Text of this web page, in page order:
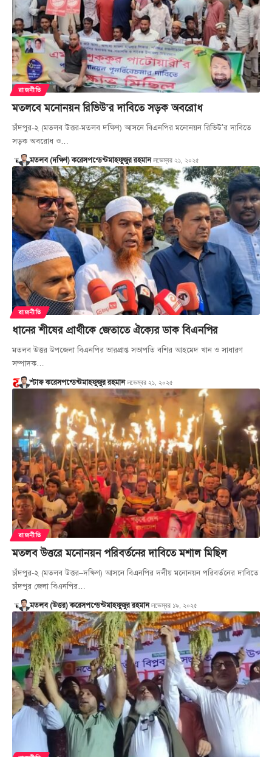
রাজনীতি
মতলবে মনোনয়ন রিভিউ’র দাবিতে সড়ক অবরোধ
চাঁদপুর-২ (মতলব উত্তর-মতলব দক্ষিণ) আসনে বিএনপির মনোনয়ন রিভিউ’র দাবিতে
সড়ক অবরোধ ও…
মতলব (দক্ষিণ) করেসপন্ডেন্টমাহফুজুর রহমান নভেম্বর ২১, ২০২৫
রাজনীতি
ধানের শীষের প্রার্থীকে জেতাতে ঐক্যের ডাক বিএনপির
মতলব উত্তর উপজেলা বিএনপির ভারপ্রাপ্ত সভাপতি বশির আহমেদ খান ও সাধারণ
সম্পাদক…
স্টাফ করেসপন্ডেন্টমাহফুজুর রহমান নভেম্বর ২১, ২০২৫
রাজনীতি
মতলব উত্তরে মনোনয়ন পরিবর্তনের দাবিতে মশাল মিছিল
চাঁদপুর-২ (মতলব উত্তর–দক্ষিণ) আসনে বিএনপির দলীয় মনোনয়ন পরিবর্তনের দাবিতে
চাঁদপুর জেলা বিএনপির…
মতলব (উত্তর) করেসপন্ডেন্টমাহফুজুর রহমান নভেম্বর ১৯, ২০২৫